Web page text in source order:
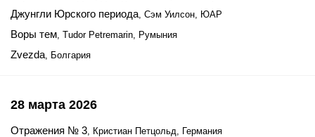
Джунгли Юрского периода, Сэм Уилсон, ЮАР
Воры тем, Tudor Petremarin, Румыния
Zvezda, Болгария
28 марта 2026
Отражения № 3, Кристиан Петцольд, Германия